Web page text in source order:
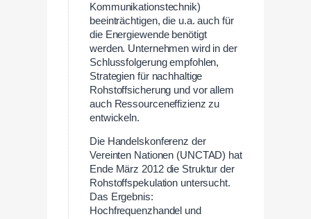
Kommunikationstechnik)
beeinträchtigen, die u.a. auch für
die Energiewende benötigt
werden. Unternehmen wird in der
Schlussfolgerung empfohlen,
Strategien für nachhaltige
Rohstoffsicherung und vor allem
auch Ressourceneffizienz zu
entwickeln.
Die Handelskonferenz der
Vereinten Nationen (UNCTAD) hat
Ende März 2012 die Struktur der
Rohstoffspekulation untersucht.
Das Ergebnis:
Hochfrequenzhandel und